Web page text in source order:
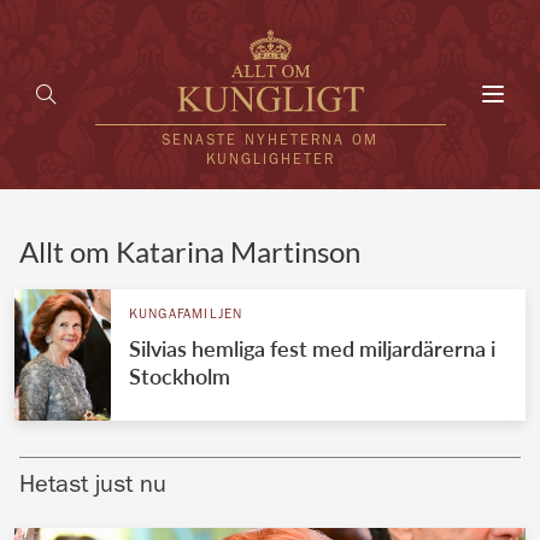
SENASTE NYHETERNA OM
KUNGLIGHETER
UTLÄNDSKT
VÄRLDENS KUNGAHUS
Brittiska kungahuset
Allt om Katarina Martinson
KUNGAFAMILJEN
Silvias hemliga fest med miljardärerna i
Stockholm
Hetast just nu